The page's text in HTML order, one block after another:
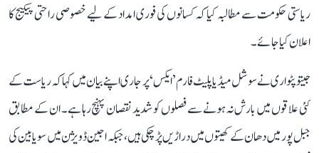
ریاستی حکومت سے مطالبہ کیا کہ کسانوں کی فوری امداد کے لیے خصوصی راحتی پیکیج کا
اعلان کیا جائے۔
جیتو پٹواری نے سوشل میڈیا پلیٹ فارم ’ایکس‘ پر جاری اپنے بیان میں کہا کہ ریاست کے
کئی علاقوں میں بارش نہ ہونے سے فصلوں کو شدید نقصان پہنچ رہا ہے۔ ان کے مطابق
جبل پور میں دھان کے کھیتوں میں دراڑیں پڑ چکی ہیں، جبکہ اجین ڈویژن میں سویابین کی